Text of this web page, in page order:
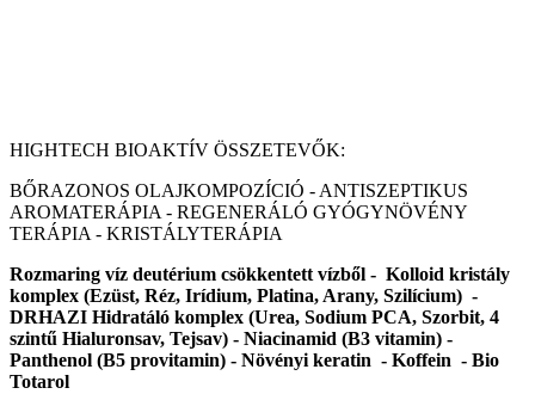
HIGHTECH BIOAKTÍV ÖSSZETEVŐK:
BŐRAZONOS OLAJKOMPOZÍCIÓ - ANTISZEPTIKUS
AROMATERÁPIA - REGENERÁLÓ GYÓGYNÖVÉNY
TERÁPIA - KRISTÁLYTERÁPIA
Rozmaring víz deutérium csökkentett vízből - Kolloid kristály
komplex (Ezüst, Réz, Irídium, Platina, Arany, Szilícium) -
DRHAZI Hidratáló komplex (Urea, Sodium PCA, Szorbit, 4
szintű Hialuronsav, Tejsav) - Niacinamid (B3 vitamin) -
Panthenol (B5 provitamin) - Növényi keratin - Koffein - Bio
Totarol